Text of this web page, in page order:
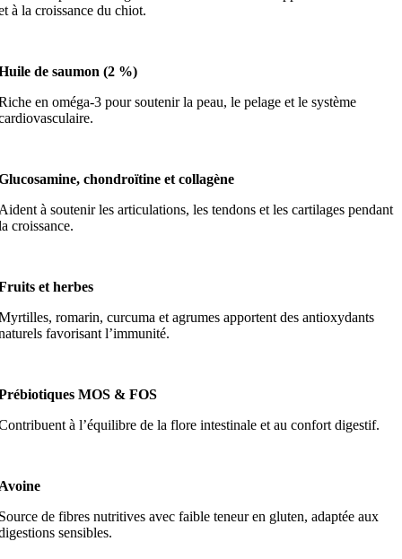
à la croissance du chiot.
de saumon (2 %)
en oméga-3 pour soutenir la peau, le pelage et le système
chondroïtine et collagène
à soutenir les articulations, les tendons et les cartilages pendant
croissance.
et herbes
romarin, curcuma et agrumes apportent des antioxydants
favorisant l’immunité.
MOS & FOS
à l’équilibre de la flore intestinale et au confort digestif.
de fibres nutritives avec faible teneur en gluten, adaptée aux
sensibles.